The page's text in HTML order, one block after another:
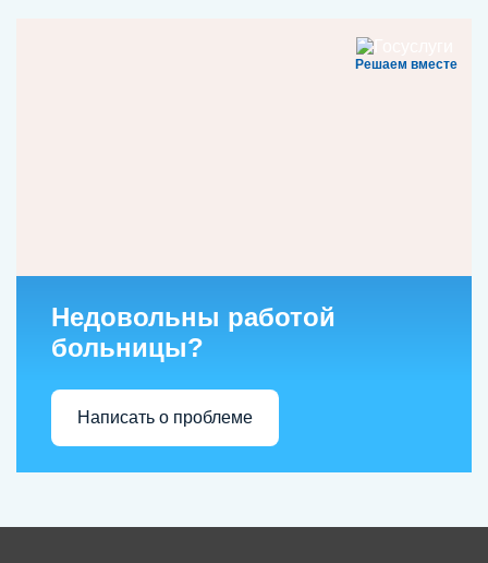
Решаем вместе
Недовольны работой
больницы?
Написать о проблеме